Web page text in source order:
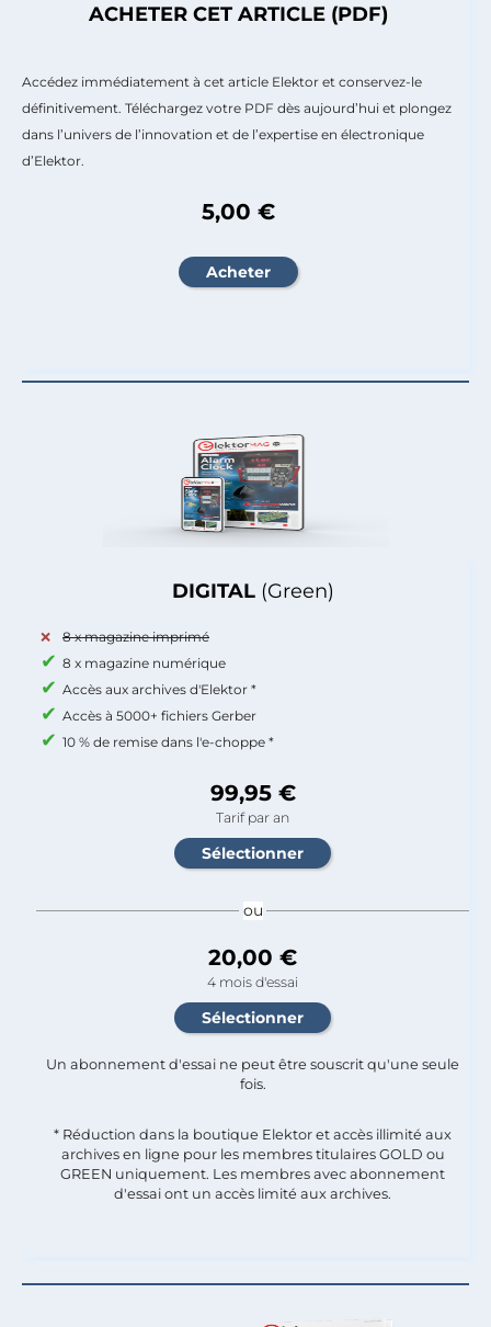
DIGITAL (Green)
8 x magazine imprimé
8 x magazine numérique
Accès aux archives d'Elektor *
Accès à 5000+ fichiers Gerber
10 % de remise dans l'e-choppe *
99,95 €
Tarif par an
ou
20,00 €
4 mois d'essai
Un abonnement d'essai ne peut être souscrit qu'une seule
fois.​
* Réduction dans la boutique Elektor et accès illimité aux
archives en ligne pour les membres titulaires GOLD ou
GREEN uniquement. Les membres avec abonnement
d'essai ont un accès limité aux archives.
ACHETER CET ARTICLE (PDF)
Accédez immédiatement à cet article Elektor et conservez-le
définitivement. Téléchargez votre PDF dès aujourd’hui et plongez
dans l’univers de l’innovation et de l’expertise en électronique
d’Elektor.
5,00 €